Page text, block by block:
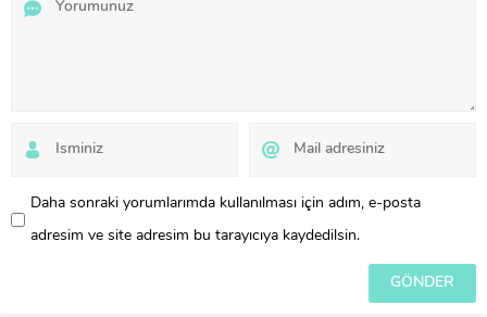
Daha sonraki yorumlarımda kullanılması için adım, e-posta
adresim ve site adresim bu tarayıcıya kaydedilsin.